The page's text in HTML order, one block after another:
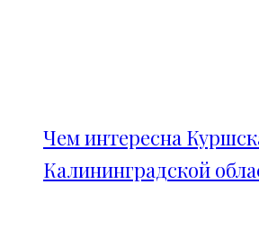
Чем интересна
Калининградской